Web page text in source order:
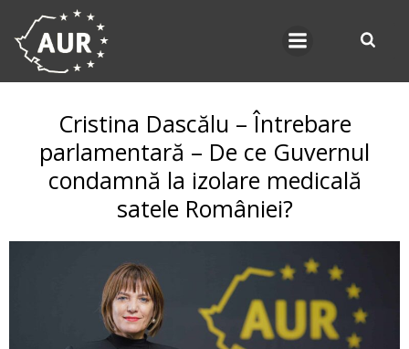
Cristina Dascălu – Întrebare
parlamentară – De ce Guvernul
condamnă la izolare medicală
satele României?